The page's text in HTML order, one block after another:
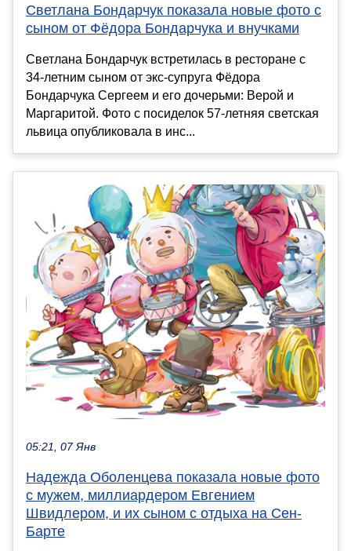
Светлана Бондарчук показала новые фото с
сыном от Фёдора Бондарчука и внучками
Светлана Бондарчук встретилась в ресторане с
34-летним сыном от экс-супруга Фёдора
Бондарчука Сергеем и его дочерьми: Верой и
Маргаритой. Фото с посиделок 57-летняя светская
львица опубликовала в инс...
05:21, 07 Янв
Надежда Оболенцева показала новые фото
с мужем, миллиардером Евгением
Швидлером, и их сыном с отдыха на Сен-
Барте